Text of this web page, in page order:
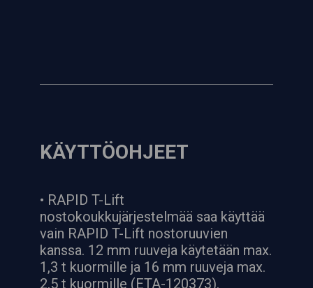
KÄYTTÖOHJEET
• RAPID T-Lift
nostokoukkujärjestelmää saa käyttää
vain RAPID T-Lift nostoruuvien
kanssa. 12 mm ruuveja käytetään max.
1,3 t kuormille ja 16 mm ruuveja max.
2,5 t kuormille (ETA-120373).